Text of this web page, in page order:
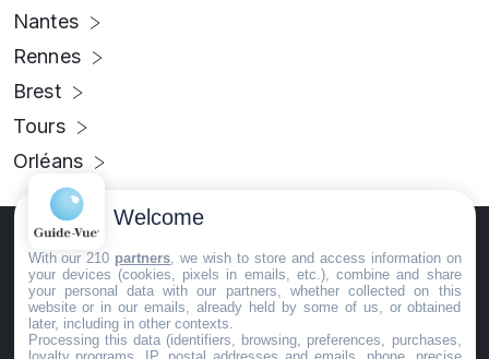
Nantes
Rennes
Brest
Tours
Orléans
Guide-Vue.fr est une entreprise d'édition indépendante
spécialisée dans l'univers de la vue et de l'optique. Sa
Welcome
With our 210 partners , we wish to store and access information on
your devices (cookies, pixels in emails, etc.), combine and share
your personal data with our partners, whether collected on this
website or in our emails, already held by some of us, or obtained
later, including in other contexts.
Processing this data (identifiers, browsing, preferences, purchases,
loyalty programs, IP, postal addresses and emails, phone, precise